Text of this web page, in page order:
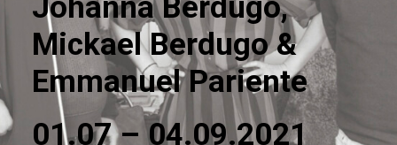
Johanna Berdugo,
Mickael Berdugo &
Emmanuel Pariente
01.07 – 04.09.2021